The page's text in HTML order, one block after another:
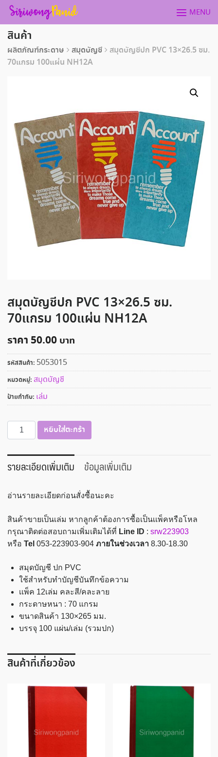
Skip
content
MENU
สินค้า
ผลิตภัณฑ์กระดาษ สมุดบัญชี
สมุดบัญชีปก PVC 13×26.5 ซม.
70แกรม 100แผ่น NH12A
สมุดบัญชีปก PVC 13×26.5 ซม.
70แกรม 100แผ่น NH12A
ราคา 50.00
รหัสสินค้า: 5053015
หมวดหมู่: สมุดบัญชี
ป้ายกำกับ: เล่ม
จำนวน
สมุด
ปก
PVC
ซม.
100แผ่น
NH12A
ชิ้น
หยิบใส่ตะกร้า
รายละเอียดเพิ่มเติม ข้อมูลเพิ่มเติม
อ่านรายละเอียดก่อนสั่งซื้อนะคะ
สินค้าขายเป็นเล่ม หากลูกค้าต้องการซื้อเป็นเเพ็คหรือโหล
กรุณาติดต่อสอบถามเพิ่มเติมได้ที่ Line ID : srw223903
หรือ Tel 053-223903-904 ภายในช่วงเวลา 8.30-18.30
สมุดบัญชี ปก PVC
ใช้สำหรับทำบัญชีบันทึกข้อความ
เเพ็ค 12เล่ม คละสี/คละลาย
กระดาษหนา : 70 แกรม
ขนาดสินค้า 130×265 มม.
บรรจุ 100 แผ่น/เล่ม (รวมปก)
สินค้าที่เกี่ยวข้อง